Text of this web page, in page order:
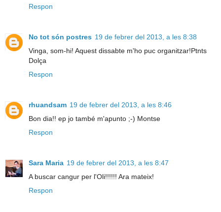
Respon
No tot són postres 19 de febrer del 2013, a les 8:38
Vinga, som-hi! Aquest dissabte m'ho puc organitzar!Ptnts
Dolça
Respon
rhuandsam 19 de febrer del 2013, a les 8:46
Bon dia!! ep jo també m'apunto ;-) Montse
Respon
Sara Maria 19 de febrer del 2013, a les 8:47
A buscar cangur per l'Oli!!!!!! Ara mateix!
Respon